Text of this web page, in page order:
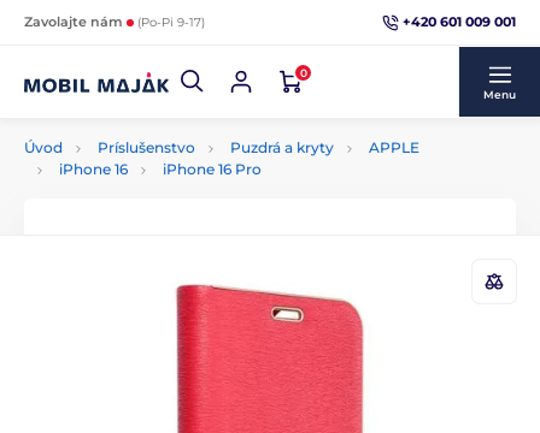
Zavolajte nám (Po-Pi 9-17) +420 601 009 001
0
Menu
Úvod Príslušenstvo Puzdrá a kryty
APPLE
iPhone 16
iPhone 16 Pro